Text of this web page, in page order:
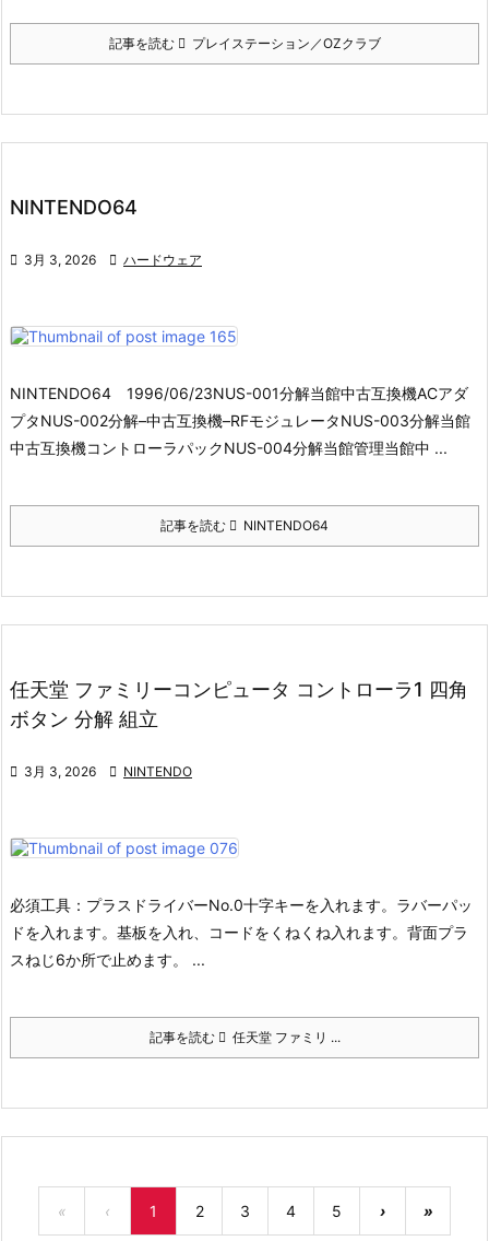
記事を読む プレイステーション／OZクラブ
NINTENDO64
 3月 3, 2026  ハードウェア
NINTENDO64 1996/06/23NUS-001分解当館中古互換機ACアダ
プタNUS-002分解–中古互換機–RFモジュレータNUS-003分解当館
中古互換機コントローラパックNUS-004分解当館管理当館中 ...
記事を読む NINTENDO64
任天堂 ファミリーコンピュータ コントローラ1 四角
ボタン 分解 組立
 3月 3, 2026  NINTENDO
必須工具：プラスドライバーNo.0十字キーを入れます。 ラバーパッ
ドを入れます。 基板を入れ、コードをくねくね入れます。 背面プラ
スねじ6か所で止めます。 ...
記事を読む 任天堂 ファミリ ...
« ‹ 1 2 3 4 5 › »